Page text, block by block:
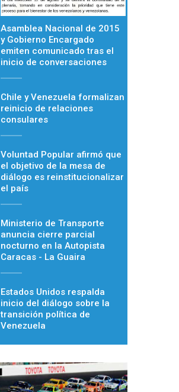
Asamblea Nacional de 2015
y Gobierno Encargado
emiten comunicado tras el
inicio de conversaciones
Chile y Venezuela formalizan
reinicio de relaciones
consulares
Voluntad Popular afirmó que
el objetivo de la mesa de
diálogo es reinstitucionalizar
el país
Ministerio de Transporte
anuncia cierre parcial
nocturno en la Autopista
Caracas - La Guaira
Estados Unidos respalda
inicio del diálogo sobre la
transición política de
Venezuela